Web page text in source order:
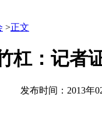
>正文
杠：记者
发布时间：2013年